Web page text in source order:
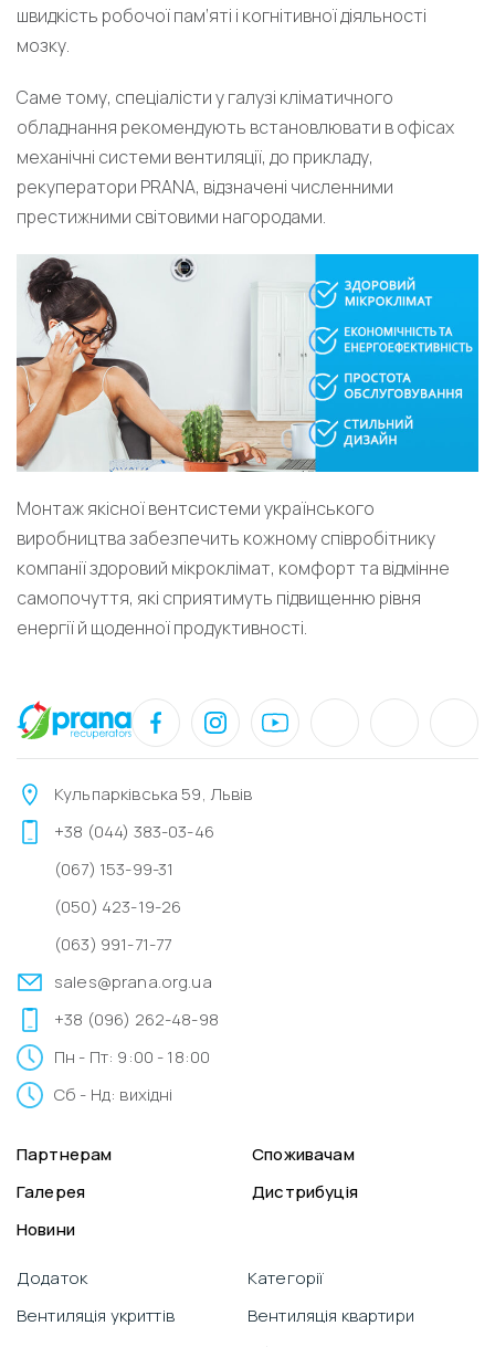
швидкість робочої пам’яті і когнітивної діяльності
мозку.
Саме тому, спеціалісти у галузі кліматичного
обладнання рекомендують встановлювати в офісах
механічні системи вентиляції, до прикладу,
рекуператори PRANA, відзначені численними
престижними світовими нагородами.
Монтаж якісної вентсистеми українського
виробництва забезпечить кожному співробітнику
компанії здоровий мікроклімат, комфорт та відмінне
самопочуття, які сприятимуть підвищенню рівня
енергії й щоденної продуктивності.
Кульпарківська 59, Львів
+38 (044) 383-03-46
(067) 153-99-31
(050) 423-19-26
(063) 991-71-77
sales@prana.org.ua
+38 (096) 262-48-98
Пн - Пт: 9:00 - 18:00
Сб - Нд: вихідні
Партнерам
Споживачам
Галерея
Дистрибуція
Новини
Додаток
Вентиляція укриттів
Категорії
Вентиляція квартири